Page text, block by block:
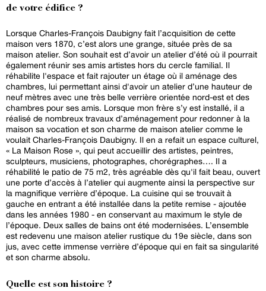
de votre édifice ?
Lorsque Charles-François Daubigny fait l’acquisition de cette
maison vers 1870, c’est alors une grange, située près de sa
maison atelier. Son souhait est d’avoir un atelier d’été où il pourrait
également réunir ses amis artistes hors du cercle familial. Il
réhabilite l'espace et fait rajouter un étage où il aménage des
chambres, lui permettant ainsi d'avoir un atelier d’une hauteur de
neuf mètres avec une très belle verrière orientée nord-est et des
chambres pour ses amis. Lorsque mon frère s’y est installé, il a
réalisé de nombreux travaux d’aménagement pour redonner à la
maison sa vocation et son charme de maison atelier comme le
voulait Charles-François Daubigny. Il en a refait un espace culturel,
« La Maison Rose », qui peut accueillir des artistes, peintres,
sculpteurs, musiciens, photographes, chorégraphes…. Il a
réhabilité le patio de 75 m2, très agréable dès qu'il fait beau, ouvert
une porte d’accès à l’atelier qui augmente ainsi la perspective sur
la magnifique verrière d’époque. La cuisine qui se trouvait à
gauche en entrant a été installée dans la petite remise - ajoutée
dans les années 1980 - en conservant au maximum le style de
l’époque. Deux salles de bains ont été modernisées. L’ensemble
est redevenu une maison atelier rustique du 19e siècle, dans son
jus, avec cette immense verrière d’époque qui en fait sa singularité
et son charme absolu.
Quelle est son histoire ?